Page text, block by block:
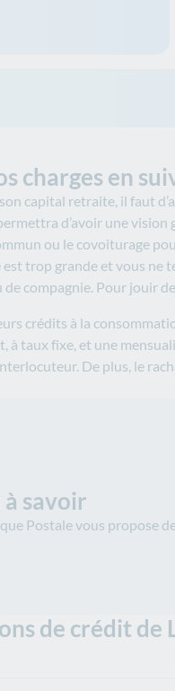
charges en
capital retraite, il faut
d’avoir une
ou le covoiturage
trop grande et vous ne
de compagnie. Pour jouir
crédits à la
à taux fixe, et une
De plus, le
à savoir
Postale vous propose
de crédit de